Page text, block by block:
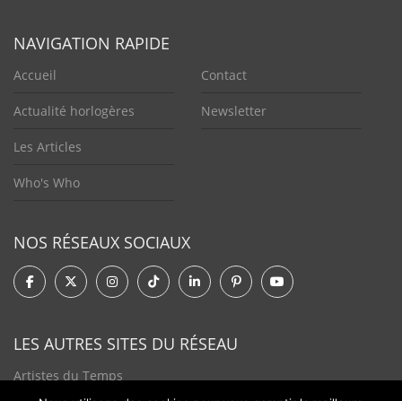
NAVIGATION RAPIDE
Accueil
Actualité horlogères
Les Articles
Who's Who
Contact
Newsletter
NOS RÉSEAUX SOCIAUX
LES AUTRES SITES DU RÉSEAU
Artistes du Temps